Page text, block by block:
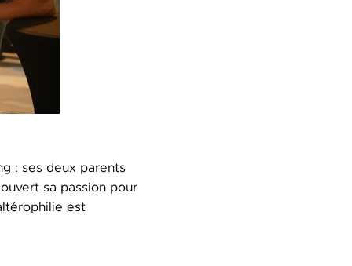
: ses deux parents
sa passion pour
est